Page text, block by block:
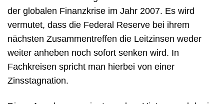
der globalen Finanzkrise im Jahr 2007. Es wird
vermutet, dass die Federal Reserve bei ihrem
nächsten Zusammentreffen die Leitzinsen weder
weiter anheben noch sofort senken wird. In
Fachkreisen spricht man hierbei von einer
Zinsstagnation.